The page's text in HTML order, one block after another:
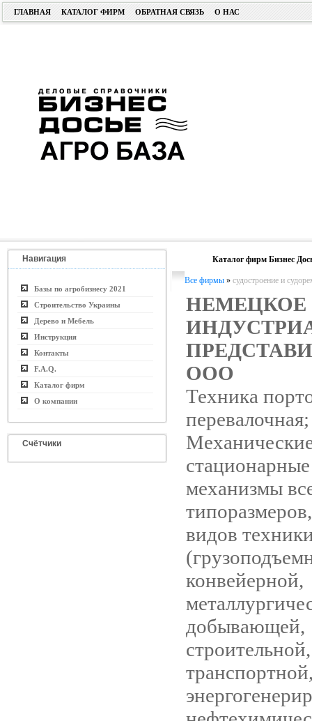
ГЛАВНАЯ КАТАЛОГ ФИРМ ОБРАТНАЯ СВЯЗЬ О НАС
Навигация
Базы по агробизнесу 2021
Строительство Украины
Дерево и Мебель
Инструкция
Контакты
F.A.Q.
Каталог фирм
О компании
Счётчики
Каталог фирм Бизнес
Все фирмы » судостроение и
НЕМЕЦКОЕ
ООО
Техника
перевалочная;
механизмы
видов
конвейерной,
добывающей,
строительной,